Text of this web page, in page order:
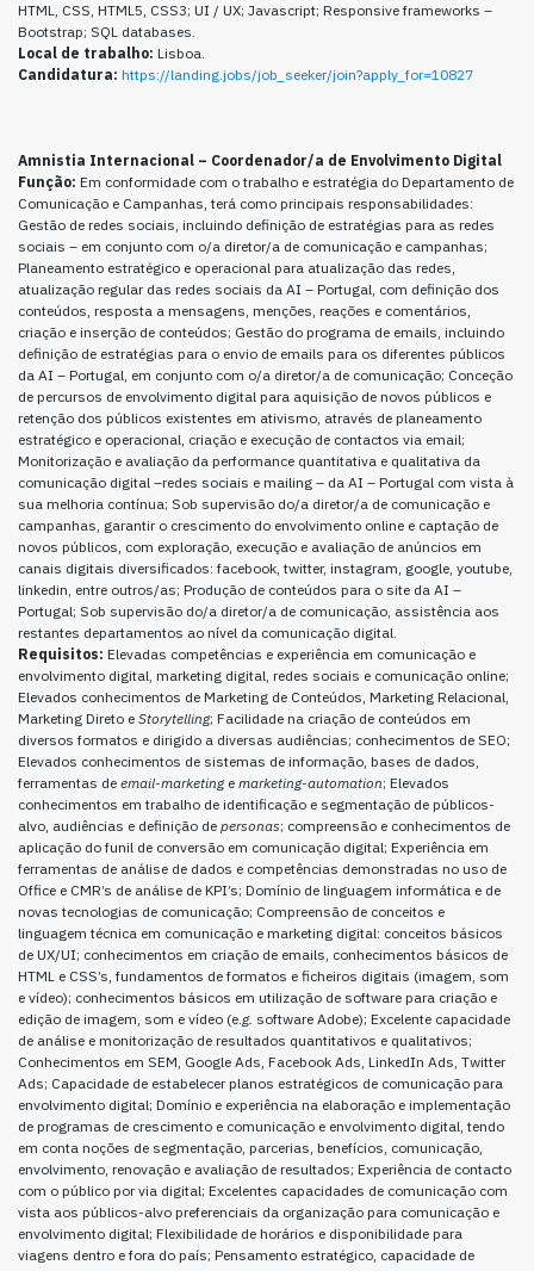
HTML, CSS, HTML5, CSS3; UI / UX; Javascript; Responsive frameworks –
Bootstrap; SQL databases.
Local de trabalho: Lisboa.
Candidatura: https://landing.jobs/job_seeker/join?apply_for=10827
Amnistia Internacional – Coordenador/a de Envolvimento Digital
Função: Em conformidade com o trabalho e estratégia do Departamento de
Comunicação e Campanhas, terá como principais responsabilidades:
Gestão de redes sociais, incluindo definição de estratégias para as redes
sociais – em conjunto com o/a diretor/a de comunicação e campanhas;
Planeamento estratégico e operacional para atualização das redes,
atualização regular das redes sociais da AI – Portugal, com definição dos
conteúdos, resposta a mensagens, menções, reações e comentários,
criação e inserção de conteúdos; Gestão do programa de emails, incluindo
definição de estratégias para o envio de emails para os diferentes públicos
da AI – Portugal, em conjunto com o/a diretor/a de comunicação; Conceção
de percursos de envolvimento digital para aquisição de novos públicos e
retenção dos públicos existentes em ativismo, através de planeamento
estratégico e operacional, criação e execução de contactos via email;
Monitorização e avaliação da performance quantitativa e qualitativa da
comunicação digital –redes sociais e mailing – da AI – Portugal com vista à
sua melhoria contínua; Sob supervisão do/a diretor/a de comunicação e
campanhas, garantir o crescimento do envolvimento online e captação de
novos públicos, com exploração, execução e avaliação de anúncios em
canais digitais diversificados: facebook, twitter, instagram, google, youtube,
linkedin, entre outros/as; Produção de conteúdos para o site da AI –
Portugal; Sob supervisão do/a diretor/a de comunicação, assistência aos
restantes departamentos ao nível da comunicação digital.
Requisitos: Elevadas competências e experiência em comunicação e
envolvimento digital, marketing digital, redes sociais e comunicação online;
Elevados conhecimentos de Marketing de Conteúdos, Marketing Relacional,
Marketing Direto e Storytelling; Facilidade na criação de conteúdos em
diversos formatos e dirigido a diversas audiências; conhecimentos de SEO;
Elevados conhecimentos de sistemas de informação, bases de dados,
ferramentas de email-marketinge marketing-automation; Elevados
conhecimentos em trabalho de identificação e segmentação de públicos-
alvo, audiências e definição de personas; compreensão e conhecimentos de
aplicação do funil de conversão em comunicação digital; Experiência em
ferramentas de análise de dados e competências demonstradas no uso de
Office e CMR’s de análise de KPI’s; Domínio de linguagem informática e de
novas tecnologias de comunicação; Compreensão de conceitos e
linguagem técnica em comunicação e marketing digital: conceitos básicos
de UX/UI; conhecimentos em criação de emails, conhecimentos básicos de
HTML e CSS’s, fundamentos de formatos e ficheiros digitais (imagem, som
e vídeo); conhecimentos básicos em utilização de software para criação e
edição de imagem, som e vídeo (e.g. software Adobe); Excelente capacidade
de análise e monitorização de resultados quantitativos e qualitativos;
Conhecimentos em SEM, Google Ads, Facebook Ads, LinkedIn Ads, Twitter
Ads; Capacidade de estabelecer planos estratégicos de comunicação para
envolvimento digital; Domínio e experiência na elaboração e implementação
de programas de crescimento e comunicação e envolvimento digital, tendo
em conta noções de segmentação, parcerias, benefícios, comunicação,
envolvimento, renovação e avaliação de resultados; Experiência de contacto
com o público por via digital; Excelentes capacidades de comunicação com
vista aos públicos-alvo preferenciais da organização para comunicação e
envolvimento digital; Flexibilidade de horários e disponibilidade para
viagens dentro e fora do país; Pensamento estratégico, capacidade de